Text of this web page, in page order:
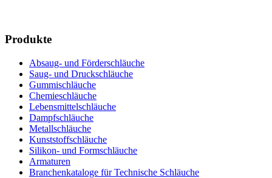
Produkte
Absaug- und Förderschläuche
Saug- und Druckschläuche
Gummischläuche
Chemieschläuche
Lebensmittelschläuche
Dampfschläuche
Metallschläuche
Kunststoffschläuche
Silikon- und Formschläuche
Armaturen
Branchenkataloge für Technische Schläuche